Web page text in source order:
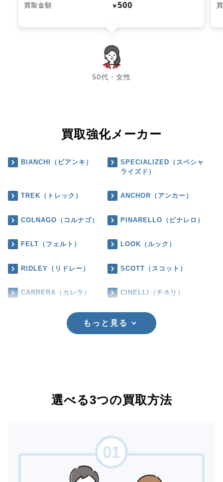
買取金額 ￥500
50代・女性
chevron_left chevron_right
買取強化メーカー
BIANCHI（ビアンキ）
SPECIALIZED（スペシャ
ライズド）
TREK（トレック） ANCHOR（アンカー）
COLNAGO（コルナゴ） PINARELLO（ピナレロ）
FELT（フェルト） LOOK（ルック）
RIDLEY（リドレー） SCOTT（スコット）
CARRERA（カレラ） CINELLI（チネリ）
もっと見る
選べる3つの買取方法